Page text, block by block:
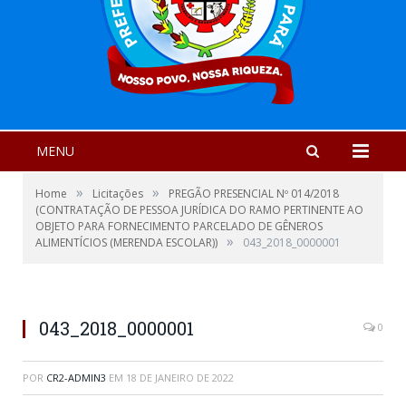
MENU
Home » Licitações »
PREGÃO PRESENCIAL Nº 014/2018
(CONTRATAÇÃO DE PESSOA JURÍDICA DO RAMO PERTINENTE AO
OBJETO PARA FORNECIMENTO PARCELADO DE GÊNEROS
ALIMENTÍCIOS (MERENDA ESCOLAR)) » 043_2018_0000001
043_2018_0000001 0
POR CR2-ADMIN3 EM 18 DE JANEIRO DE 2022